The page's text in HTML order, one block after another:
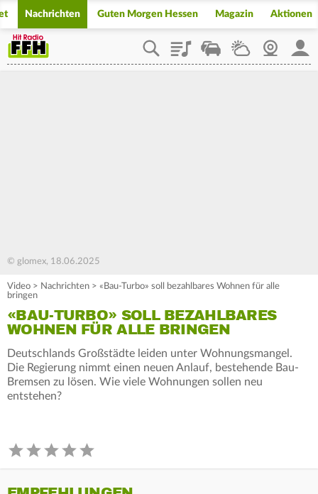
Nachrichten Guten Morgen Hessen Magazin Aktionen
PlaylistStaupilotWetterWebcam
© glomex, 18.06.2025
Video > Nachrichten > «Bau-Turbo» soll bezahlbares Wohnen für alle
bringen
«BAU-TURBO» SOLL BEZAHLBARES
WOHNEN FÜR ALLE BRINGEN
Deutschlands Großstädte leiden unter Wohnungsmangel.
Die Regierung nimmt einen neuen Anlauf, bestehende Bau-
Bremsen zu lösen. Wie viele Wohnungen sollen neu
entstehen?